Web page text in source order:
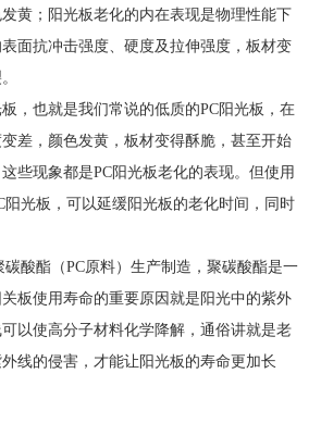
黄；阳光板老化的内在表现是物理性能下
面抗冲击强度、硬度及拉伸强度，板材变
，也就是我们常说的低质的PC阳光板，在
差，颜色发黄，板材变得酥脆，甚至开始
些现象都是PC阳光板老化的表现。但使用
阳光板，可以延缓阳光板的老化时间，同时
酸酯（PC原料）生产制造，聚碳酸酯是一
板使用寿命的重要原因就是阳光中的紫外
以使高分子材料化学降解，通俗讲就是老
线的侵害，才能让阳光板的寿命更加长